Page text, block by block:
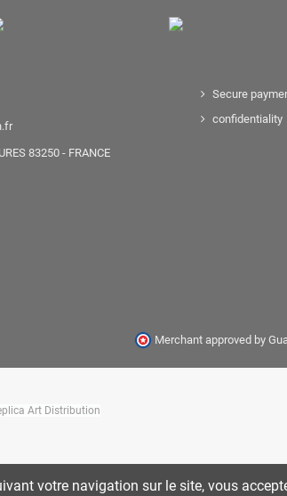
83250 - FRANCE
Secure
confidentiality
Merchant approved by
Art Distribution
votre navigation sur le site, vous